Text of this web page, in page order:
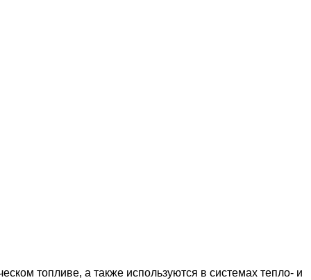
топливе, а также используются в системах тепло- и